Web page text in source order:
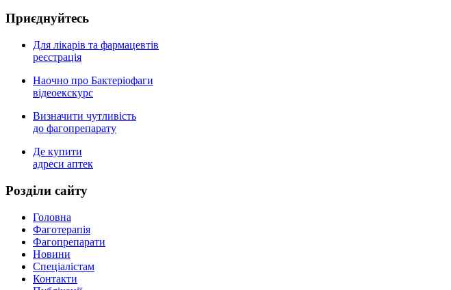
Приєднуйтесь
Для лікарів та фармацевтів
реєстрація
Наочно про Бактеріофаги
відеоекскурс
Визначити чутливість
до фагопрепарату
Де купити
адреси аптек
Роздiли сайту
Головна
Фаготерапія
Фагопрепарати
Новини
Спеціалістам
Контакти